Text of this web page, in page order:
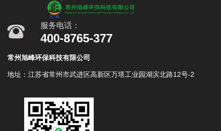
服务电话：
400-8765-377
常州旭峰环保科技有限公司
地址：江苏省常州市武进区高新区万塔工业园湖滨北路12号-2